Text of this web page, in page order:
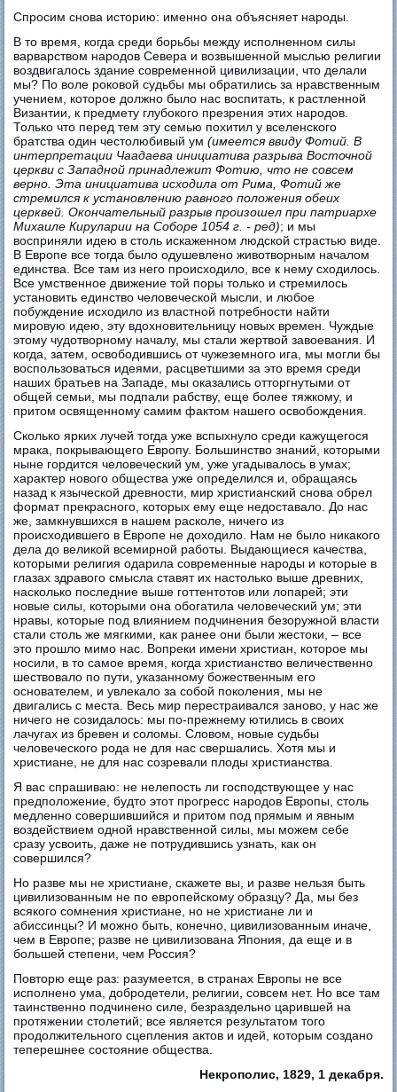
Спросим снова историю: именно она объясняет народы.
В то время, когда среди борьбы между исполненном силы
варварством народов Севера и возвышенной мыслью религии
воздвигалось здание современной цивилизации, что делали
мы? По воле роковой судьбы мы обратились за нравственным
учением, которое должно было нас воспитать, к растленной
Византии, к предмету глубокого презрения этих народов.
Только что перед тем эту семью похитил у вселенского
братства один честолюбивый ум(имеется ввиду Фотий. В
интерпретации Чаадаева инициатива разрыва Восточной
церкви с Западной принадлежит Фотию, что не совсем
верно. Эта инициатива исходила от Рима, Фотий же
стремился к установлению равного положения обеих
церквей. Окончательный разрыв произошел при патриархе
Михаиле Кируларии на Соборе 1054 г. - ред); и мы
восприняли идею в столь искаженном людской страстью виде.
В Европе все тогда было одушевлено животворным началом
единства. Все там из него происходило, все к нему сходилось.
Все умственное движение той поры только и стремилось
установить единство человеческой мысли, и любое
побуждение исходило из властной потребности найти
мировую идею, эту вдохновительницу новых времен. Чуждые
этому чудотворному началу, мы стали жертвой завоевания. И
когда, затем, освободившись от чужеземного ига, мы могли бы
воспользоваться идеями, расцветшими за это время среди
наших братьев на Западе, мы оказались отторгнутыми от
общей семьи, мы подпали рабству, еще более тяжкому, и
притом освященному самим фактом нашего освобождения.
Сколько ярких лучей тогда уже вспыхнуло среди кажущегося
мрака, покрывающего Европу. Большинство знаний, которыми
ныне гордится человеческий ум, уже угадывалось в умах;
характер нового общества уже определился и, обращаясь
назад к языческой древности, мир христианский снова обрел
формат прекрасного, которых ему еще недоставало. До нас
же, замкнувшихся в нашем расколе, ничего из
происходившего в Европе не доходило. Нам не было никакого
дела до великой всемирной работы. Выдающиеся качества,
которыми религия одарила современные народы и которые в
глазах здравого смысла ставят их настолько выше древних,
насколько последние выше готтентотов или лопарей; эти
новые силы, которыми она обогатила человеческий ум; эти
нравы, которые под влиянием подчинения безоружной власти
стали столь же мягкими, как ранее они были жестоки, – все
это прошло мимо нас. Вопреки имени христиан, которое мы
носили, в то самое время, когда христианство величественно
шествовало по пути, указанному божественным его
основателем, и увлекало за собой поколения, мы не
двигались с места. Весь мир перестраивался заново, у нас же
ничего не созидалось: мы по-прежнему ютились в своих
лачугах из бревен и соломы. Словом, новые судьбы
человеческого рода не для нас свершались. Хотя мы и
христиане, не для нас созревали плоды христианства.
Я вас спрашиваю: не нелепость ли господствующее у нас
предположение, будто этот прогресс народов Европы, столь
медленно совершившийся и притом под прямым и явным
воздействием одной нравственной силы, мы можем себе
сразу усвоить, даже не потрудившись узнать, как он
совершился?
Но разве мы не христиане, скажете вы, и разве нельзя быть
цивилизованным не по европейскому образцу? Да, мы без
всякого сомнения христиане, но не христиане ли и
абиссинцы? И можно быть, конечно, цивилизованным иначе,
чем в Европе; разве не цивилизована Япония, да еще и в
большей степени, чем Россия?
Повторю еще раз: разумеется, в странах Европы не все
исполнено ума, добродетели, религии, совсем нет. Но все там
таинственно подчинено силе, безраздельно царившей на
протяжении столетий; все является результатом того
продолжительного сцепления актов и идей, которым создано
теперешнее состояние общества.
Некрополис, 1829, 1 декабря.